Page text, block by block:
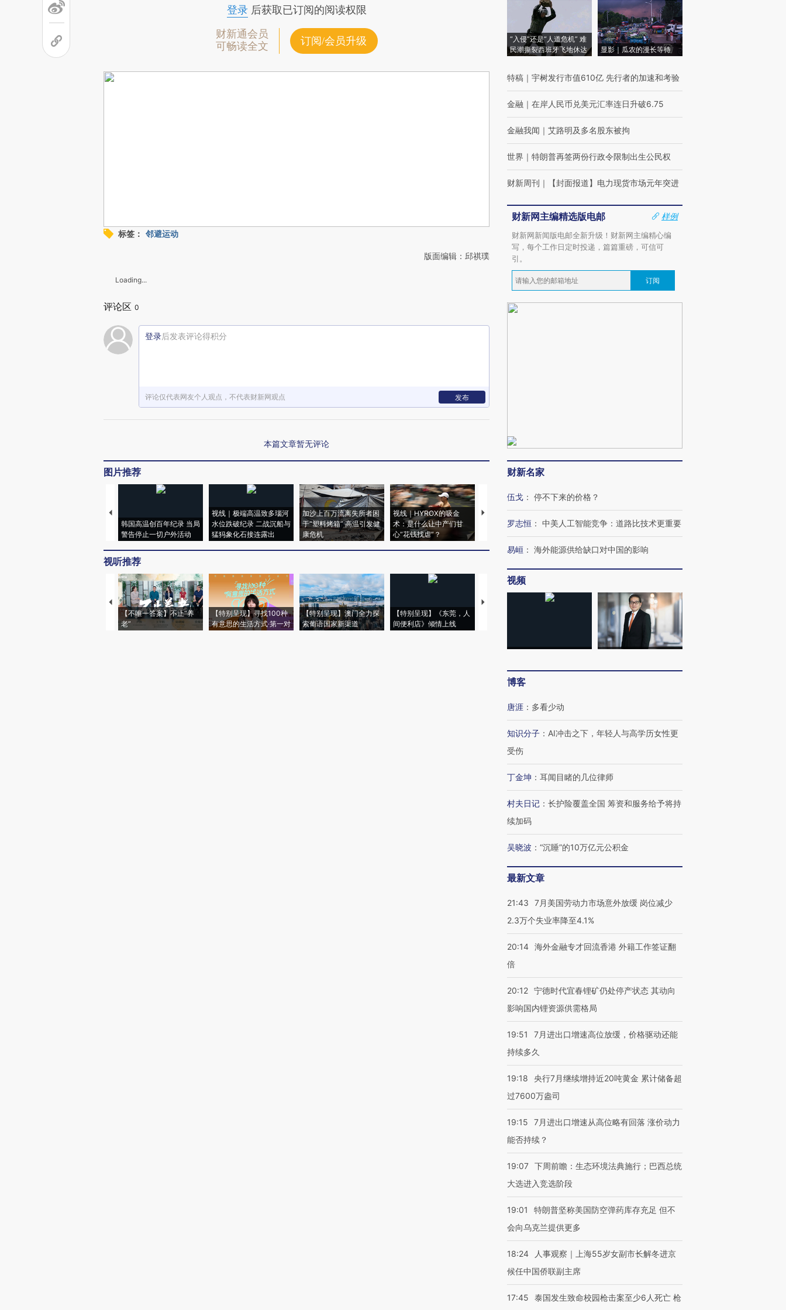
登录后获取已订阅的阅读权限
财新通会员
可畅读全文
订阅/会员升级
标签： 邻避运动
版面编辑：邱祺璞
Loading...
评论区 0
登录后发表评论得积分
评论仅代表网友个人观点，不代表财新网观点 发布
本篇文章暂无评论
图片推荐
韩国高温创百年纪录 当局
警告停止一切户外活动
视线｜极端高温致多瑙河
水位跌破纪录 二战沉船与
猛犸象化石接连露出
加沙上百万流离失所者困
于“塑料烤箱” 高温引发健
康危机
视线｜HYROX的吸金
术：是什么让中产们甘
心“花钱找虐”？
马航飞行员跨国走私7万
粒摇头丸 尿检体内含3种
视线｜被称为“蟑螂”的印
度Z世代 用街头抗争将教
育部长拱下台
视线｜“入侵”还是“人道危
机”？难民潮撕裂西班牙
飞地休达
视听推荐
【不唯一答案】不止“养
老”
【特别呈现】寻找100种
有意思的生活方式·第一对
【特别呈现】澳门全力探
索葡语国家新渠道
【特别呈现】《东莞，人
间便利店》倾情上线
【推广】走进第四届链博
【特别呈现】寻找100种
有意思的生活方式·第三对
【商旅对话】华住集团
CFO：不靠规模取胜，华
住三大增长引擎是什么？
“入侵”还是“人道危机” 难
民潮撕裂西班牙飞地休达
显影｜瓜农的漫长等待
特稿 ｜ 宇树发行市值610亿 先行者的加速和考验
金融 ｜ 在岸人民币兑美元汇率连日升破6.75
金融我闻 ｜ 艾路明及多名股东被拘
世界 ｜ 特朗普再签两份行政令限制出生公民权
财新周刊 ｜ 【封面报道】电力现货市场元年突进
财新网主编精选版电邮
样例
财新网新闻版电邮全新升级！财新网主编精心编
写，每个工作日定时投递，篇篇重磅，可信可
引。
订阅
财新名家
伍戈 ： 停不下来的价格？
罗志恒 ： 中美人工智能竞争：道路比技术更重要
易峘 ： 海外能源供给缺口对中国的影响
视频
博客
唐涯 ： 多看少动
知识分子 ： AI冲击之下，年轻人与高学历女性更
受伤
丁金坤 ： 耳闻目睹的几位律师
村夫日记 ： 长护险覆盖全国 筹资和服务给予将持
续加码
吴晓波 ： “沉睡”的10万亿元公积金
最新文章
21:43
7月美国劳动力市场意外放缓 岗位减少
2.3万个失业率降至4.1%
20:14 海外金融专才回流香港 外籍工作签证翻
倍
20:12 宁德时代宜春锂矿仍处停产状态 其动向
影响国内锂资源供需格局
19:51
7月进出口增速高位放缓，价格驱动还能
持续多久
19:18
央行7月继续增持近20吨黄金 累计储备超
过7600万盎司
19:15
7月进出口增速从高位略有回落 涨价动力
能否持续？
19:07 下周前瞻：生态环境法典施行；巴西总统
大选进入竞选阶段
19:01
特朗普坚称美国防空弹药库存充足 但不
会向乌克兰提供更多
18:24
人事观察｜上海55岁女副市长解冬进京
候任中国侨联副主席
17:45 泰国发生致命校园枪击案至少6人死亡 枪